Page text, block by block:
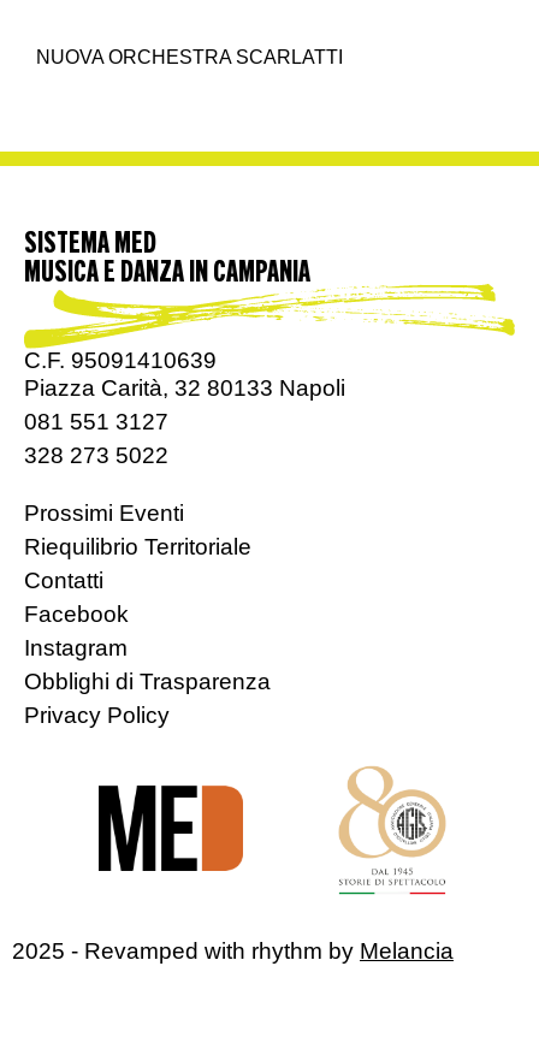
NUOVA ORCHESTRA SCARLATTI
SISTEMA MED
MUSICA E DANZA IN CAMPANIA
C.F. 95091410639
Piazza Carità, 32 80133 Napoli
081 551 3127
328 273 5022
Prossimi Eventi
Riequilibrio Territoriale
Contatti
Facebook
Instagram
Obblighi di Trasparenza
Privacy Policy
2025 - Revamped with rhythm by Melancia